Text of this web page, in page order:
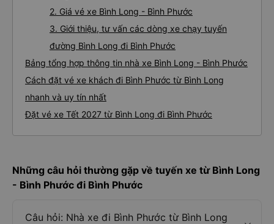
2. Giá vé xe Bình Long - Bình Phước
3. Giới thiệu, tư vấn các dòng xe chạy tuyến
đường Bình Long đi Bình Phước
Bảng tổng hợp thông tin nhà xe Bình Long - Bình Phước
Cách đặt vé xe khách đi Bình Phước từ Bình Long
nhanh và uy tín nhất
Đặt vé xe Tết 2027 từ Bình Long đi Bình Phước
Những câu hỏi thường gặp về tuyến xe từ Bình Long
- Bình Phước đi Bình Phước
Câu hỏi: Nhà xe đi Bình Phước từ Bình Long